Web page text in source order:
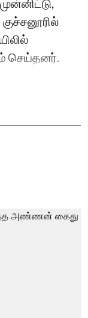
செய்தனர்.